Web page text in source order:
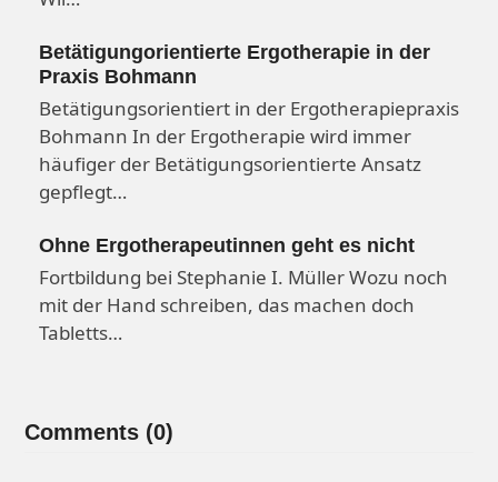
Betätigungorientierte Ergotherapie in der
Praxis Bohmann
Betätigungsorientiert in der Ergotherapiepraxis
Bohmann In der Ergotherapie wird immer
häufiger der Betätigungsorientierte Ansatz
gepflegt…
Ohne Ergotherapeutinnen geht es nicht
Fortbildung bei Stephanie I. Müller Wozu noch
mit der Hand schreiben, das machen doch
Tabletts…
Comments (0)